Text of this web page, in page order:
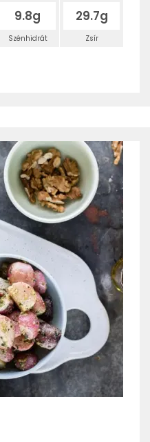
9.8g
Szénhidrát
29.7g
Zsír